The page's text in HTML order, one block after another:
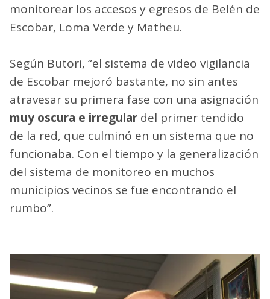
monitorear los accesos y egresos de Belén de
Escobar, Loma Verde y Matheu.
Según Butori, “el sistema de video vigilancia
de Escobar mejoró bastante, no sin antes
atravesar su primera fase con una asignación
muy oscura e irregular del primer tendido
de la red, que culminó en un sistema que no
funcionaba. Con el tiempo y la generalización
del sistema de monitoreo en muchos
municipios vecinos se fue encontrando el
rumbo”.